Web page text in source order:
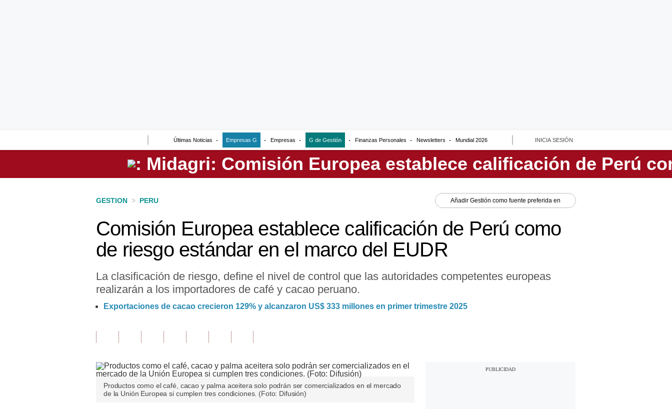
Últimas Noticias Empresas G Empresas G de Gestión Finanzas Personales Newsletters Mundial 2026 INICIA SESIÓN
Perú
GESTION > PERU Añadir Gestión como fuente preferida en
Comisión Europea establece calificación de Perú como
de riesgo estándar en el marco del EUDR
La clasificación de riesgo, define el nivel de control que las autoridades competentes europeas
realizarán a los importadores de café y cacao peruano.
Exportaciones de cacao crecieron 129% y alcanzaron US$ 333 millones en primer trimestre 2025
Productos como el café, cacao y palma aceitera solo podrán ser comercializados en el mercado
de la Unión Europea si cumplen tres condiciones. (Foto: Difusión)